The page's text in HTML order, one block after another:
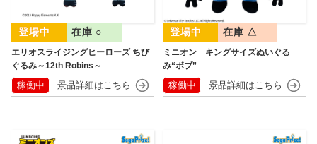
エリオスライジングヒーローズ ちび
ぐるみ～12th Robins～
在庫 ○
稼働中
ミニオン キングサイズぬいぐる
み“ボブ”
在庫 △
稼働中